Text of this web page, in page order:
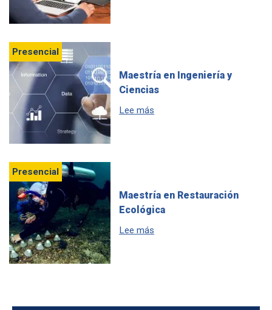
Presencial
Maestría en Ingeniería y
Ciencias
Lee más
Presencial
Maestría en Restauración
Ecológica
Lee más